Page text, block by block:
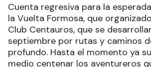
Cuenta regresiva para la
la Vuelta Formosa, que
Club Centauros, que se
septiembre por rutas y caminos
profundo. Hasta el momento ya
medio centenar los aventureros